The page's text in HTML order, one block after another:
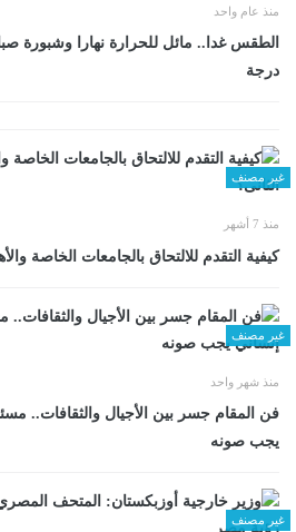
منذ عام واحد
درجة
غير مصنف
منذ 7 أشهر
كيفية التقدم للالتحاق بالجامعات الخاصة
غير مصنف
منذ شهر واحد
فن المقام جسر بين الأجيال والثقافات..
يجب صونه
غير مصنف